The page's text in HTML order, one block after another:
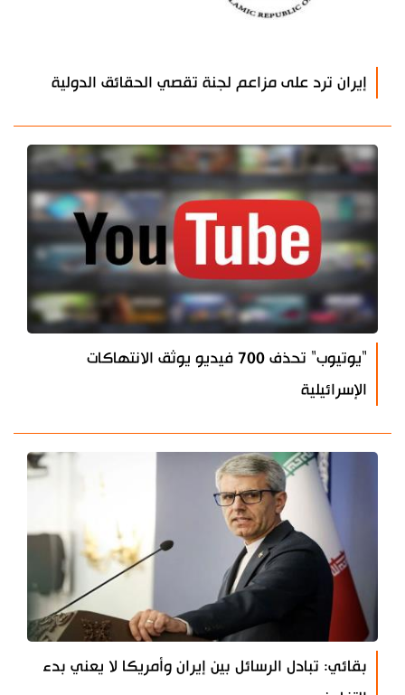
إيران ترد على مزاعم لجنة تقصي الحقائق الدولية
"يوتيوب" تحذف 700 فيديو يوثق الانتهاكات
الإسرائيلية
بقائي: تبادل الرسائل بين إيران وأمريكا لا يعني بدء